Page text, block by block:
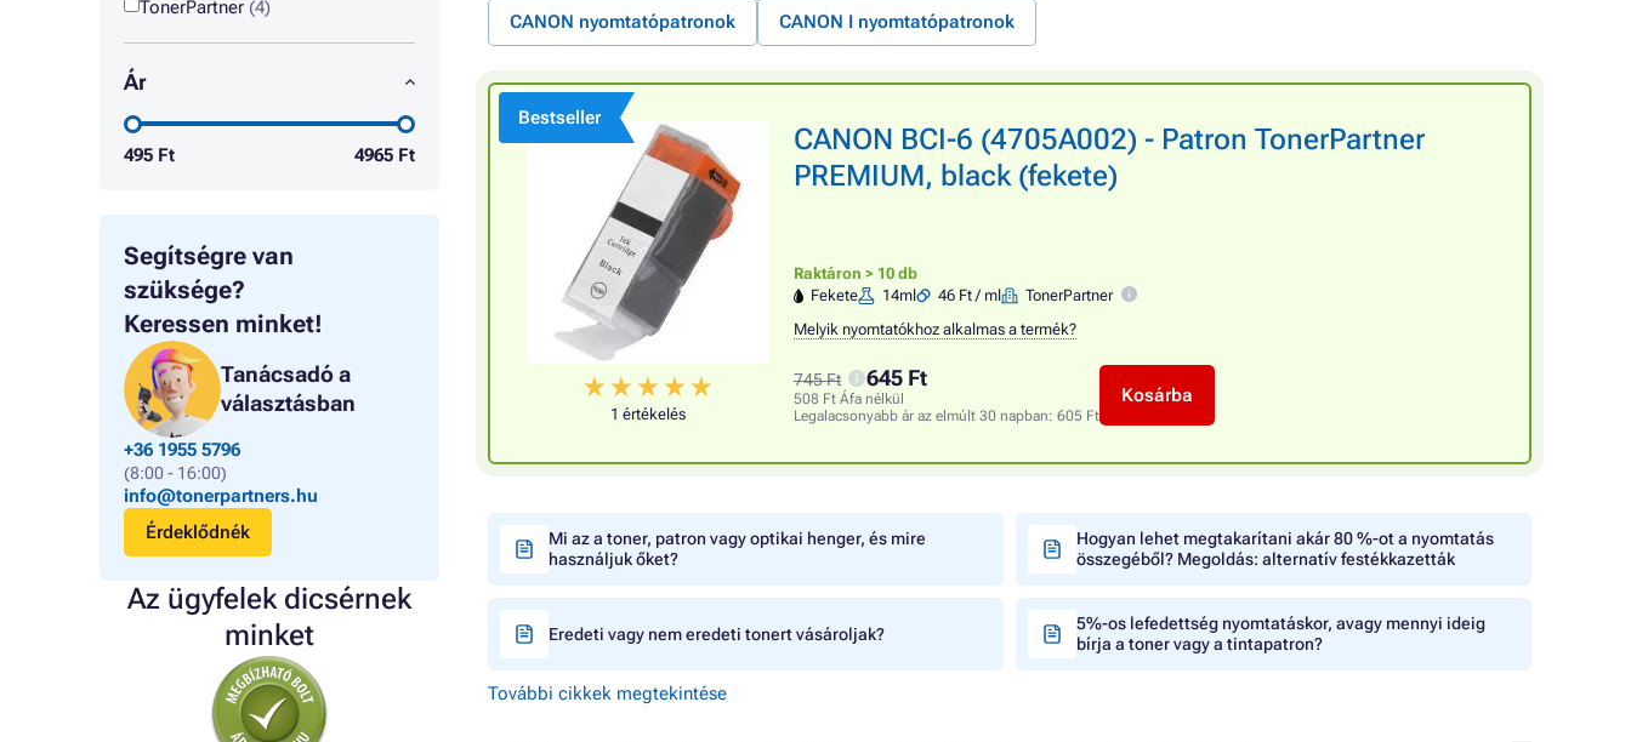
TonerPartner (4)
Ár
495 Ft 4965 Ft
Segítségre van
szüksége?
Keressen minket!
Tanácsadó a
választásban
+36 1955 5796
(8:00 - 16:00)
info@tonerpartners.hu
Érdeklődnék
Az ügyfelek dicsérnek
minket
CANON nyomtatópatronok CANON I nyomtatópatronok
Bestseller
1 értékelés
CANON BCI-6 (4705A002) - Patron TonerPartner
PREMIUM, black (fekete)
Raktáron > 10 db
Fekete
14ml 46 Ft / ml
TonerPartner
Melyik nyomtatókhoz alkalmas a termék?
745 Ft 645 Ft
508 Ft Áfa nélkül
Legalacsonyabb ár az elmúlt 30 napban: 605 Ft
Kosárba
Mi az a toner, patron vagy optikai henger, és mire
használjuk őket?
Hogyan lehet megtakarítani akár 80 %-ot a nyomtatás
összegéből? Megoldás: alternatív festékkazetták
Eredeti vagy nem eredeti tonert vásároljak?
5%-os lefedettség nyomtatáskor, avagy mennyi ideig
bírja a toner vagy a tintapatron?
További cikkek megtekintése